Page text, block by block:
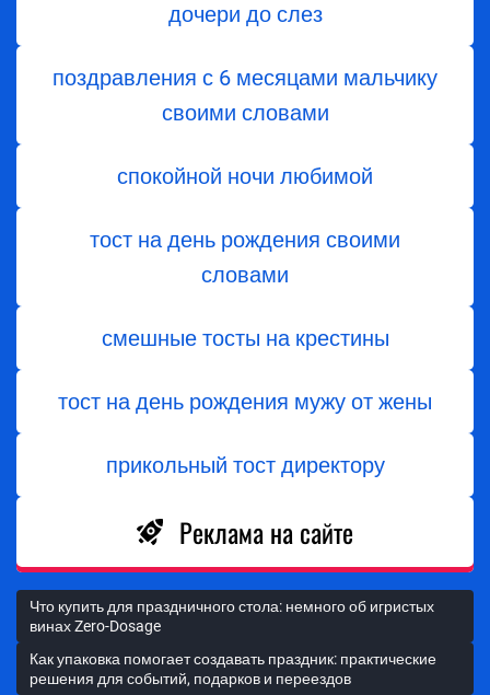
дочери до слез
поздравления с 6 месяцами мальчику
своими словами
спокойной ночи любимой
тост на день рождения своими
словами
смешные тосты на крестины
тост на день рождения мужу от жены
прикольный тост директору
Реклама на сайте
Что купить для праздничного стола: немного об игристых
винах Zero-Dosage
Как упаковка помогает создавать праздник: практические
решения для событий, подарков и переездов